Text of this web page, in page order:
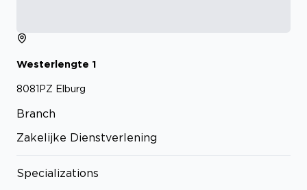
Westerlengte 1
8081PZ Elburg
Branch
Zakelijke Dienstverlening
Specializations